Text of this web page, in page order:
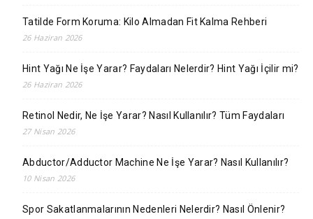
Tatilde Form Koruma: Kilo Almadan Fit Kalma Rehberi
26 Haziran 2026
Hint Yağı Ne İşe Yarar? Faydaları Nelerdir? Hint Yağı İçilir mi?
26 Haziran 2026
Retinol Nedir, Ne İşe Yarar? Nasıl Kullanılır? Tüm Faydaları
27 Nisan 2026
Abductor/Adductor Machine Ne İşe Yarar? Nasıl Kullanılır?
10 Nisan 2026
Spor Sakatlanmalarının Nedenleri Nelerdir? Nasıl Önlenir?